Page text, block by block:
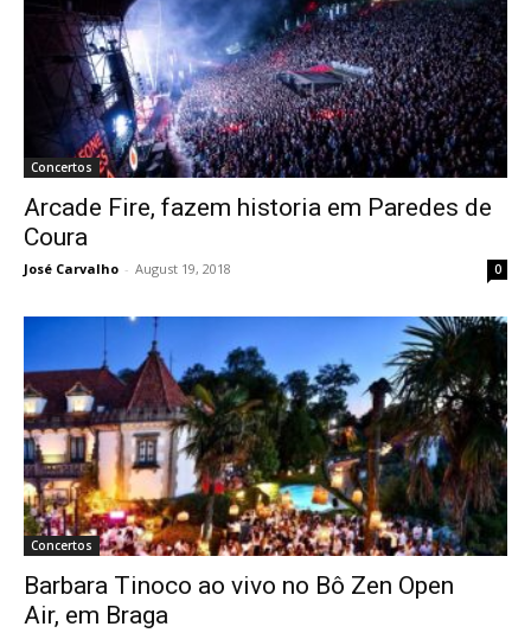
Concertos
Arcade Fire, fazem historia em Paredes de
Coura
José Carvalho - August 19, 2018 0
Concertos
Barbara Tinoco ao vivo no Bô Zen Open
Air, em Braga